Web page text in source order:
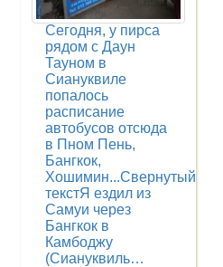
Сегодня, у пирса
рядом с Даун
Тауном в
Сиануквиле
попалось
расписание
автобусов отсюда
в Пном Пень,
Бангкок,
Хошимин...Свернутый
текстЯ ездил из
Самуи через
Бангкок в
Камбоджу
(Сиануквиль…